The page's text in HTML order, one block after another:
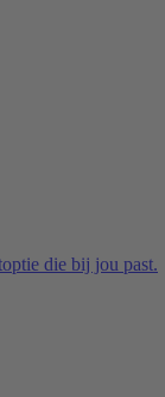
die bij jou past.